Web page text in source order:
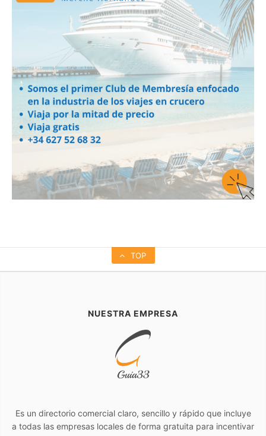
TOP
NUESTRA EMPRESA
Es un directorio comercial claro, sencillo y rápido que incluye
a todas las empresas locales de forma gratuita para incentivar